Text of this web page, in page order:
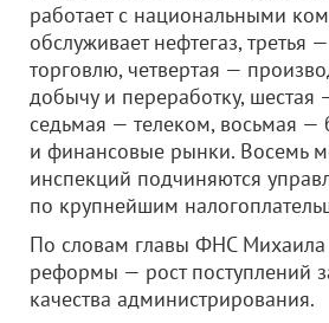
работает с национальными
обслуживает нефтегаз, третья
торговлю, четвертая —
добычу и переработку, шестая
седьмая — телеком, восьмая —
и финансовые рынки. Восемь
инспекций подчиняются
по крупнейшим
По словам главы ФНС Михаила
реформы — рост поступлений
качества администрирования.